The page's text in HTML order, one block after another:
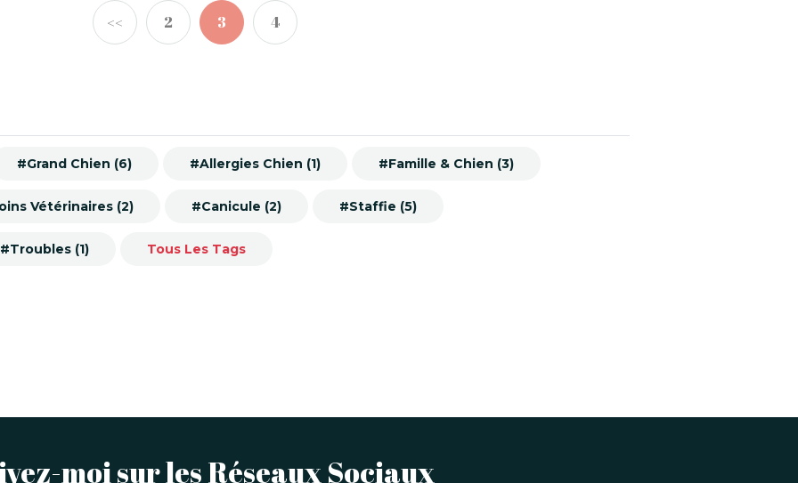
<< 2 3 4
#Grand Chien (6) #Allergies Chien (1) #Famille & Chien (3)
Vétérinaires (2) #Canicule (2) #Staffie (5)
#Troubles (1) Tous Les Tags
moi sur les Réseaux Sociaux